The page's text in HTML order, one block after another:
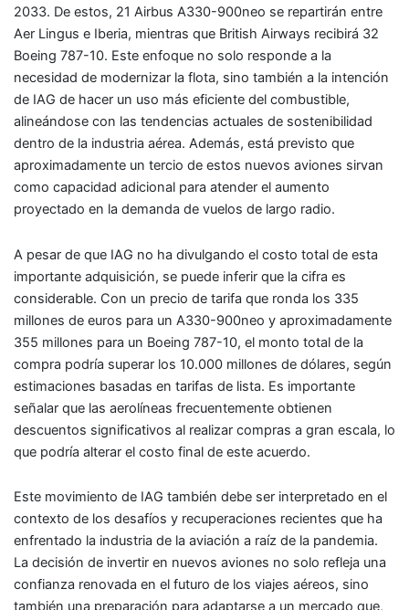
2033. De estos, 21 Airbus A330-900neo se repartirán entre
Aer Lingus e Iberia, mientras que British Airways recibirá 32
Boeing 787-10. Este enfoque no solo responde a la
necesidad de modernizar la flota, sino también a la intención
de IAG de hacer un uso más eficiente del combustible,
alineándose con las tendencias actuales de sostenibilidad
dentro de la industria aérea. Además, está previsto que
aproximadamente un tercio de estos nuevos aviones sirvan
como capacidad adicional para atender el aumento
proyectado en la demanda de vuelos de largo radio.
A pesar de que IAG no ha divulgando el costo total de esta
importante adquisición, se puede inferir que la cifra es
considerable. Con un precio de tarifa que ronda los 335
millones de euros para un A330-900neo y aproximadamente
355 millones para un Boeing 787-10, el monto total de la
compra podría superar los 10.000 millones de dólares, según
estimaciones basadas en tarifas de lista. Es importante
señalar que las aerolíneas frecuentemente obtienen
descuentos significativos al realizar compras a gran escala, lo
que podría alterar el costo final de este acuerdo.
Este movimiento de IAG también debe ser interpretado en el
contexto de los desafíos y recuperaciones recientes que ha
enfrentado la industria de la aviación a raíz de la pandemia.
La decisión de invertir en nuevos aviones no solo refleja una
confianza renovada en el futuro de los viajes aéreos, sino
también una preparación para adaptarse a un mercado que,